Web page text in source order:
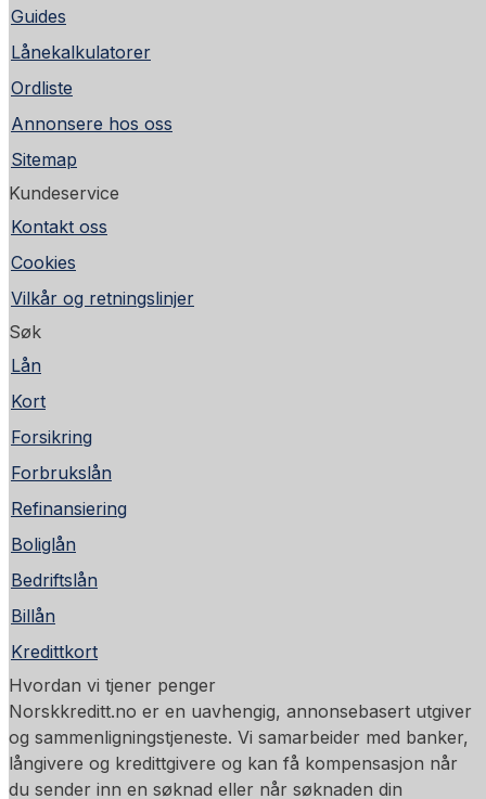
Guides
Lånekalkulatorer
Ordliste
Annonsere hos oss
Sitemap
Kundeservice
Kontakt oss
Cookies
Vilkår og retningslinjer
Søk
Lån
Kort
Forsikring
Forbrukslån
Refinansiering
Boliglån
Bedriftslån
Billån
Kredittkort
Hvordan vi tjener penger
Norskkreditt.no er en uavhengig, annonsebasert utgiver
og sammenligningstjeneste. Vi samarbeider med banker,
långivere og kredittgivere og kan få kompensasjon når
du sender inn en søknad eller når søknaden din